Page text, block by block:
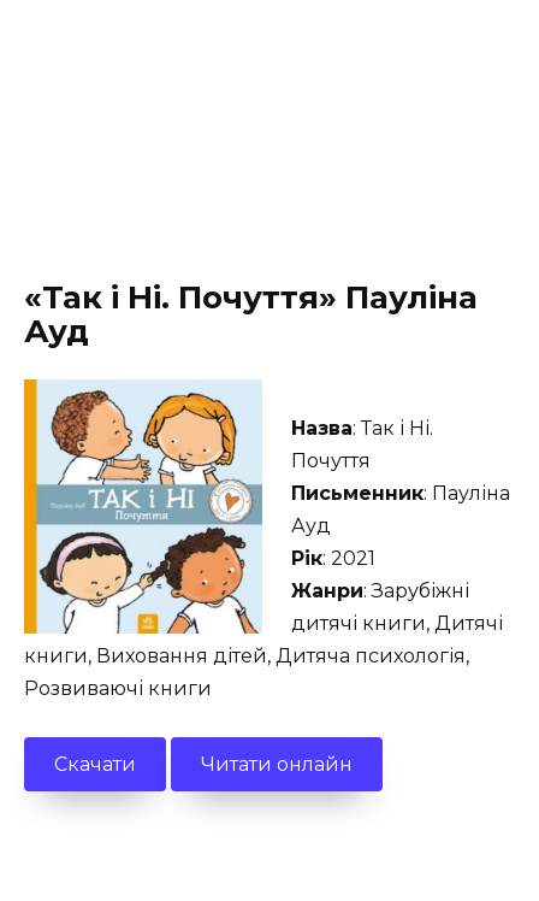
«Так і Ні. Почуття» Пауліна
Ауд
Назва: Так і Ні.
Почуття
Письменник: Пауліна
Ауд
Рік: 2021
Жанри: Зарубіжні
дитячі книги, Дитячі
книги, Виховання дітей, Дитяча психологія,
Розвиваючі книги
Скачати Читати онлайн